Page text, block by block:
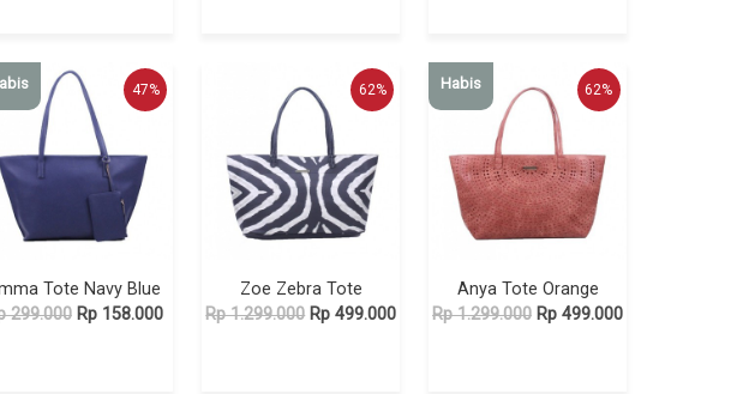
47%
Tote Navy Blue
299.000Rp 158.000
62%
Zoe Zebra Tote
Rp 1.299.000 Rp 499.000
62%
Habis
Anya Tote Orange
Rp 1.299.000 Rp 499.000